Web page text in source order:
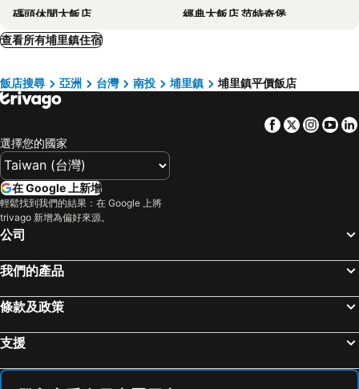
碼頭休閒大飯店
經典大飯店 范特奇堡
日月潭大飯店
Yue Lake Backpackers
Shui Sha Lian Hotel
West Hotel
Sun Moon Lake Crown Yu Hotel
日月潭晶澤別館
日月潭蜜月樓飯店
水岸休閒飯店
日月潭沅居民宿 YUAN JU BOUTIQUE Hotel
闕麒景觀民宿Chill Villa B&B
Lakeview Homestay
日月潭 碧水山居湖畔民宿
查看所有埔里鎮住宿
飯店搜尋 亞洲 台灣 南投 埔里鎮 埔里鎮平價飯店
Facebook
Twitter
選擇您的國家
在 Google 上新增
輕鬆找到我們的結果：在 Google 上將
trivago 新增為偏好來源。
公司
我們的產品
條款及政策
支援